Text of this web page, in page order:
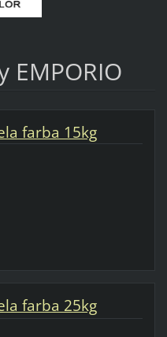
farba 15kg
farba 25kg